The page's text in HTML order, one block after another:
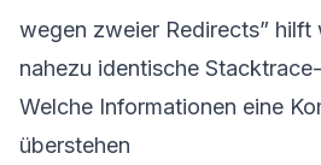
wegen zweier Redirects”
nahezu identische
Welche Informationen eine
überstehen